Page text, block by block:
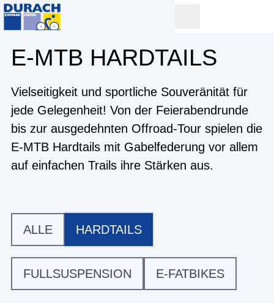
E-MTB HARDTAILS
Vielseitigkeit und sportliche Souveränität für
jede Gelegenheit! Von der Feierabendrunde
bis zur ausgedehnten Offroad-Tour spielen die
E-MTB Hardtails mit Gabelfederung vor allem
auf einfachen Trails ihre Stärken aus.
ALLE HARDTAILS
FULLSUSPENSION E-FATBIKES